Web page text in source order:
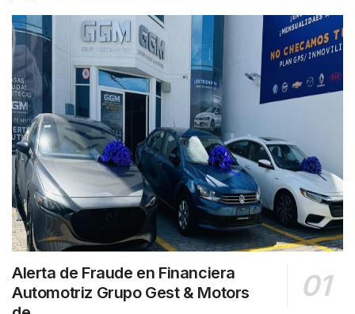
Alerta de Fraude en Financiera
Automotriz Grupo Gest & Motors